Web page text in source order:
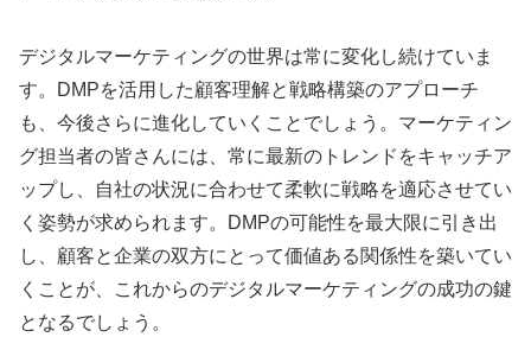
デジタルマーケティングの世界は常に変化し続けていま
す。DMPを活用した顧客理解と戦略構築のアプローチ
も、今後さらに進化していくことでしょう。マーケティン
グ担当者の皆さんには、常に最新のトレンドをキャッチア
ップし、自社の状況に合わせて柔軟に戦略を適応させてい
く姿勢が求められます。DMPの可能性を最大限に引き出
し、顧客と企業の双方にとって価値ある関係性を築いてい
くことが、これからのデジタルマーケティングの成功の鍵
となるでしょう。